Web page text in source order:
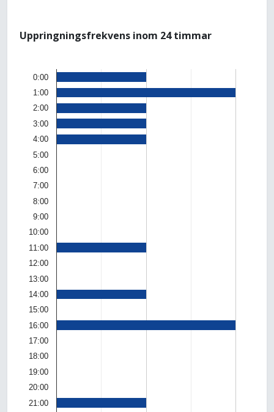
Uppringningsfrekvens inom 24 timmar
0:00
1:00
2:00
3:00
4:00
5:00
6:00
7:00
8:00
9:00
10:00
11:00
12:00
13:00
14:00
15:00
16:00
17:00
18:00
19:00
20:00
21:00